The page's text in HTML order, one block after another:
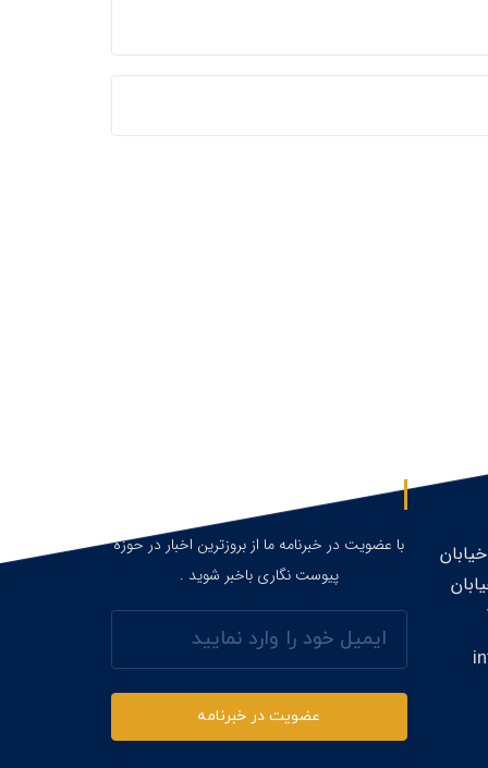
با عضویت در خبرنامه ما از بروزترین اخبار در حوزه
پیوست نگاری باخبر شوید .